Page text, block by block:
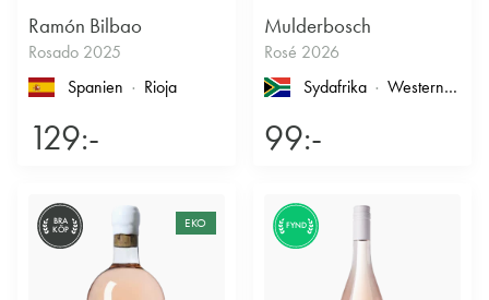
Ramón Bilbao
Rosado 2025
Spanien
Rioja
129:-
Mulderbosch
Rosé 2026
Sydafrika
Western Cape
99:-
BRA
KÖP
EKO FYND